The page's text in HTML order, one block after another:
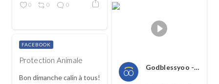
0 0 0
Godblessyoo - Spread love, spread the good
Protection Animale
Bon dimanche calin à tous!
FACEBOOK